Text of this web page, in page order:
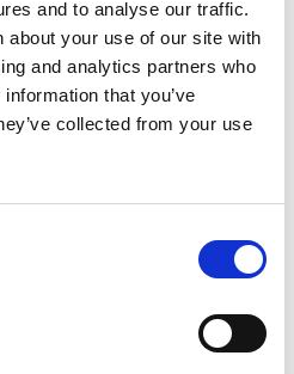
and to analyse our traffic.
about your use of our site with
and analytics partners who
that you’ve
collected from your use